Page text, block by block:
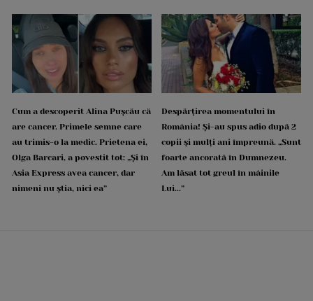
Cum a descoperit Alina Pușcău că
are cancer. Primele semne care
au trimis-o la medic. Prietena ei,
Olga Barcari, a povestit tot: „Și în
Asia Express avea cancer, dar
nimeni nu știa, nici ea”
Despărțirea momentului în
România! Și-au spus adio după 2
copii și mulți ani împreună. „Sunt
foarte ancorată în Dumnezeu.
Am lăsat tot greul în mâinile
Lui...”